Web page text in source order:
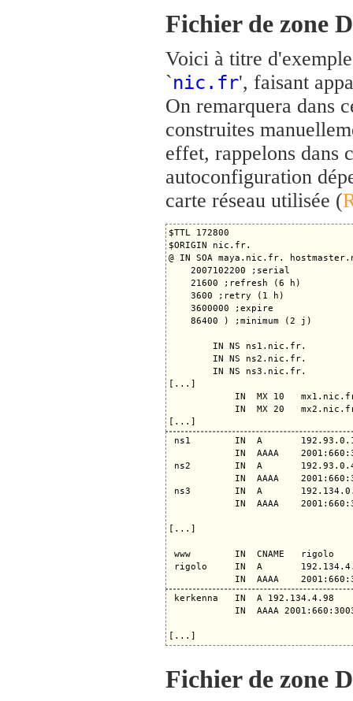
Fichier de zone
Voici à titre
`nic.fr', faisant
On remarquera dans
construites
effet, rappelons dans
autoconfiguration
carte réseau utilisée (
$TTL 172800
$ORIGIN nic.fr.
@ IN SOA maya.nic.fr.
    2007102200 ;serial
    21600 ;refresh (6 h)
    3600 ;retry (1 h)
    3600000 ;expire
    86400 ) ;minimum (2 j)
        IN NS ns1.nic.fr.
        IN NS ns2.nic.fr.
        IN NS ns3.nic.fr.
[...]
IN  MX 10
IN  MX 20
ns1        IN  A
IN  AAAA
ns2        IN  A
IN  AAAA
ns3        IN  A
IN  AAAA
[...]
www        IN  CNAME   rigolo
rigolo     IN  A
kerkenna   IN  A 192.134.4.98
IN  AAAA
Fichier de zone